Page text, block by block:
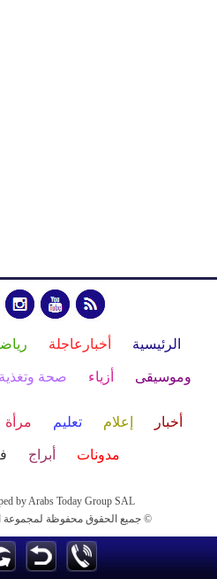
الرئيسية أخبارعاجلة
وموسيقى أزياء صحة وتغذية
أخبار إعلام تعليم مرأة
مدونات أبراج
by Arabs Today Group SAL
جميع الحقوق محفوظة لمجموعة العرب اليوم الاعلامية 2025 ©